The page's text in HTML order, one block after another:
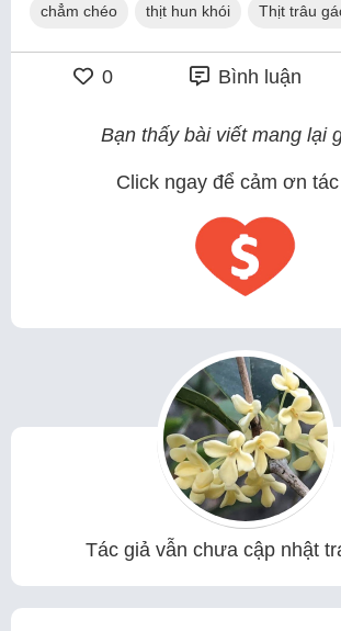
chẳm chéo thịt hun khói Thịt trâu
0 Bình luận
Bạn thấy bài viết mang lại
Click ngay để cảm ơn
Tác giả vẫn chưa cập nhật